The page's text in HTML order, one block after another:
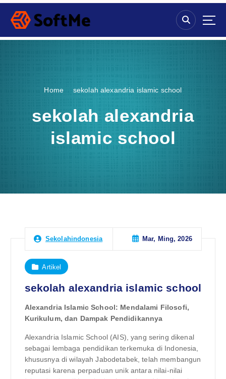
S
p
Home sekolah alexandria islamic school
sekolah alexandria
islamic school
Sekolahindonesia Mar, Ming, 2026
Artikel
sekolah alexandria islamic school
Alexandria Islamic School: Mendalami Filosofi,
Kurikulum, dan Dampak Pendidikannya
Alexandria Islamic School (AIS), yang sering dikenal
sebagai lembaga pendidikan terkemuka di Indonesia,
khususnya di wilayah Jabodetabek, telah membangun
reputasi karena perpaduan unik antara nilai-nilai